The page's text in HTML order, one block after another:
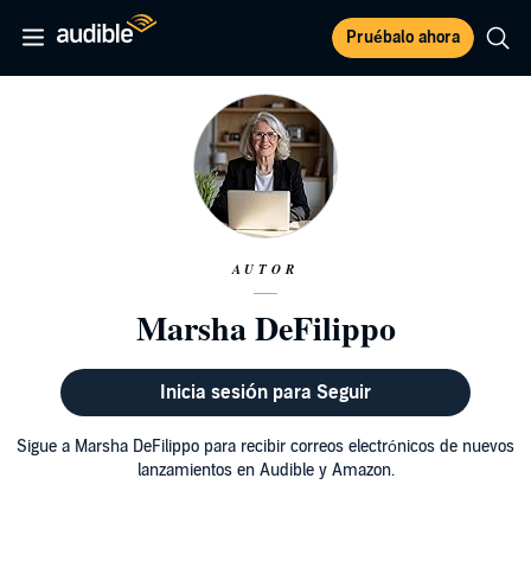
Pruébalo ahora
AUTOR
Marsha DeFilippo
Inicia sesión para Seguir
Sigue a Marsha DeFilippo para recibir correos electrónicos de nuevos
lanzamientos en Audible y Amazon.